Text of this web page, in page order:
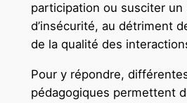
participation ou susciter
d’insécurité, au détriment
de la qualité des
Pour y répondre,
pédagogiques permettent